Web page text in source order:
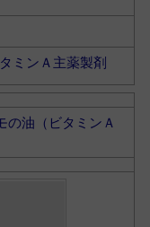
ミンＡ主薬製剤
の油（ビタミンＡ